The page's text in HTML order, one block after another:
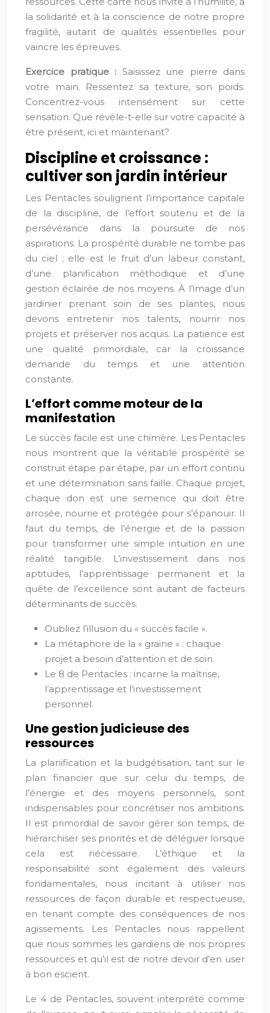
la solidarité et à la conscience de notre propre
fragilité, autant de qualités essentielles pour
vaincre les épreuves.
Exercice pratique : Saisissez une pierre dans
votre main. Ressentez sa texture, son poids.
Concentrez-vous intensément sur cette
sensation. Que révèle-t-elle sur votre capacité à
être présent, ici et maintenant?
Discipline et croissance :
cultiver son jardin intérieur
Les Pentacles soulignent l’importance capitale
de la discipline, de l’effort soutenu et de la
persévérance dans la poursuite de nos
aspirations. La prospérité durable ne tombe pas
du ciel ; elle est le fruit d’un labeur constant,
d’une planification méthodique et d’une
gestion éclairée de nos moyens. À l’image d’un
jardinier prenant soin de ses plantes, nous
devons entretenir nos talents, nourrir nos
projets et préserver nos acquis. La patience est
une qualité primordiale, car la croissance
demande du temps et une attention
constante.
L’effort comme moteur de la
manifestation
Le succès facile est une chimère. Les Pentacles
nous montrent que la véritable prospérité se
construit étape par étape, par un effort continu
et une détermination sans faille. Chaque projet,
chaque don est une semence qui doit être
arrosée, nourrie et protégée pour s’épanouir. Il
faut du temps, de l’énergie et de la passion
pour transformer une simple intuition en une
réalité tangible. L’investissement dans nos
aptitudes, l’apprentissage permanent et la
quête de l’excellence sont autant de facteurs
déterminants de succès.
Oubliez l’illusion du « succès facile ».
La métaphore de la « graine » : chaque
projet a besoin d’attention et de soin.
Le 8 de Pentacles : incarne la maîtrise,
l’apprentissage et l’investissement
personnel.
Une gestion judicieuse des
ressources
La planification et la budgétisation, tant sur le
plan financier que sur celui du temps, de
l’énergie et des moyens personnels, sont
indispensables pour concrétiser nos ambitions.
Il est primordial de savoir gérer son temps, de
hiérarchiser ses priorités et de déléguer lorsque
cela est nécessaire. L’éthique et la
responsabilité sont également des valeurs
fondamentales, nous incitant à utiliser nos
ressources de façon durable et respectueuse,
en tenant compte des conséquences de nos
agissements. Les Pentacles nous rappellent
que nous sommes les gardiens de nos propres
ressources et qu’il est de notre devoir d’en user
à bon escient.
Le 4 de Pentacles, souvent interprété comme